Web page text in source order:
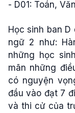
- D01: Toán,
Học sinh ban
ngữ 2 như:
những học
mãn những
có nguyện
đầu vào đạt 7
và thi cử của